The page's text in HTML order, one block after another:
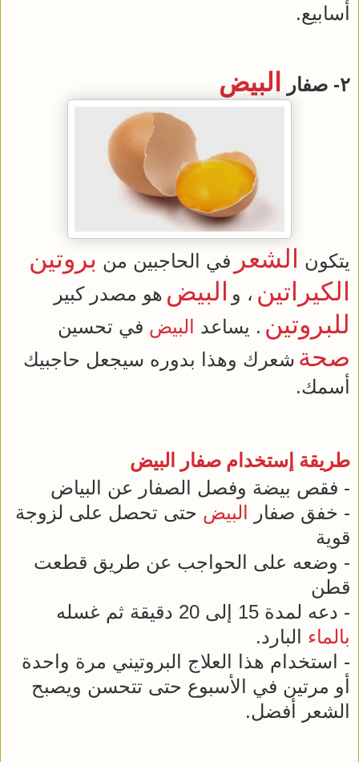
أسابيع.
٢- صفار البيض
يتكون الشعر في الحاجبين من بروتين
الكيراتين ، و البيض هو مصدر كبير
للبروتين . يساعد البيض في تحسين
صحة شعرك وهذا بدوره سيجعل حاجبيك
أسمك.
طريقة إستخدام صفار البيض
- فقص بيضة وفصل الصفار عن البياض
- خفق صفار البيض حتى تحصل على لزوجة
قوية
- وضعه على الحواجب عن طريق قطعت
قطن
- دعه لمدة 15 إلى 20 دقيقة ثم غسله
بالماء البارد.
- استخدام هذا العلاج البروتيني مرة واحدة
أو مرتين في الأسبوع حتى تتحسن ويصبح
الشعر أفضل.